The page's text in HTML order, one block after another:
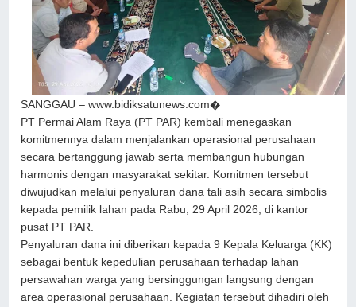
SANGGAU – www.bidiksatunews.com⁠�
PT Permai Alam Raya (PT PAR) kembali menegaskan
komitmennya dalam menjalankan operasional perusahaan
secara bertanggung jawab serta membangun hubungan
harmonis dengan masyarakat sekitar. Komitmen tersebut
diwujudkan melalui penyaluran dana tali asih secara simbolis
kepada pemilik lahan pada Rabu, 29 April 2026, di kantor
pusat PT PAR.
Penyaluran dana ini diberikan kepada 9 Kepala Keluarga (KK)
sebagai bentuk kepedulian perusahaan terhadap lahan
persawahan warga yang bersinggungan langsung dengan
area operasional perusahaan. Kegiatan tersebut dihadiri oleh